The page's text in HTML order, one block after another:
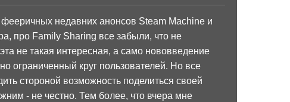
недавних анонсов Steam Machine и
про Family Sharing все забыли, что не
не такая интересная, а само нововведение
ограниченный круг пользователей. Но все
стороной возможность поделиться своей
- не честно. Тем более, что вчера мне